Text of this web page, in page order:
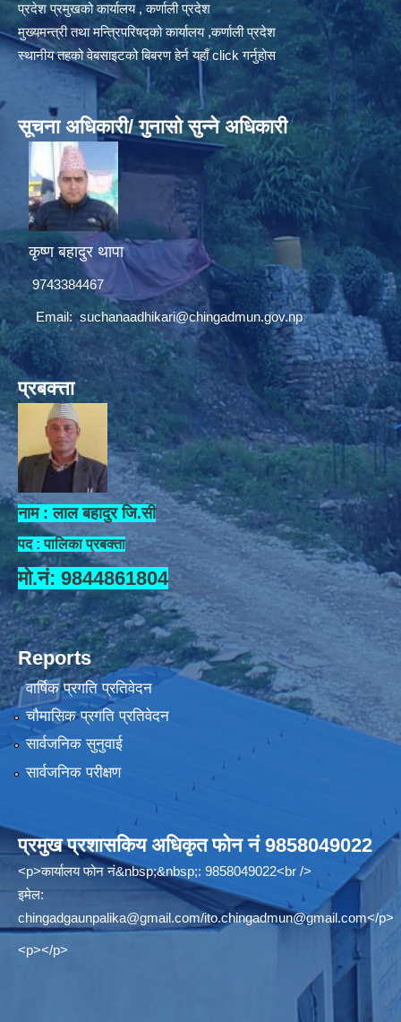
प्रदेश प्रमुखको कार्यालय , कर्णाली प्रदेश
मुख्यमन्त्री तथा मन्त्रिपरिषद्को कार्यालय ,कर्णाली प्रदेश
स्थानीय तहको वेबसाइटको बिबरण हेर्न यहाँ click गर्नुहोस
सूचना अधिकारी/ गुनासो सुन्ने अधिकारी
कृष्ण बहादुर थापा
9743384467
Email:suchanaadhikari@chingadmun.gov.np
प्रबक्त्ता
नाम : लाल बहादुर जि.सी
पद : पालिका प्रबक्ता
मो.नं: 9844861804
Reports
वार्षिक प्रगति प्रतिवेदन
चौमासिक प्रगति प्रतिवेदन
सार्वजनिक सुनुवाई
सार्वजनिक परीक्षण
प्रमुख प्रशासकिय अधिकृत फोन नं 9858049022
<p>कार्यालय फोन नं&nbsp;&nbsp;: 9858049022<br />
इमेल:
chingadgaunpalika@gmail.com/ito.chingadmun@gmail.com</p>
<p></p>